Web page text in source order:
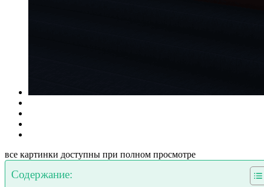
все картинки доступны при полном просмотре
Содержание: